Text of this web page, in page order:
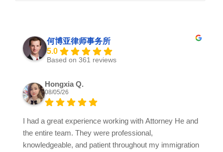
何博亚律师事务所
5.0
Based on 361 reviews
Hongxia Q.
08/05/26
I had a great experience working with Attorney He and
the entire team. They were professional,
knowledgeable, and patient throughout my immigration